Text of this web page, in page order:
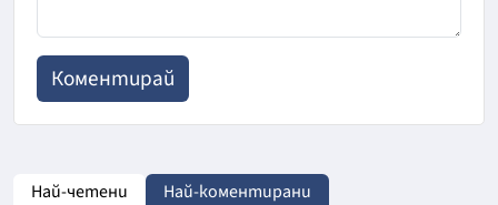
Най-четени Най-коментирани